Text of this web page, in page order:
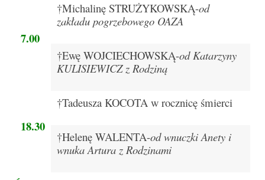
Nabożeństwa różne
Sakramenty
Sakrament bierzmowania
7.00
†Michalinę STRUŻYKOWSKĄ-od
zakładu pogrzebowego OAZA
†Ewę WOJCIECHOWSKĄ-od Katarzyny
KULISIEWICZ z Rodziną
18.30
†Tadeusza KOCOTA w rocznicę śmierci
†Helenę WALENTA-od wnuczki Anety i
wnuka Artura z Rodzinami